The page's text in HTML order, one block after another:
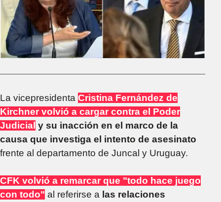
La vicepresidenta Cristina Fernández de
Kirchner volvió a cargar contra el Poder
Judicial y su inacción en el marco de la
causa que investiga el intento de asesinato
frente al departamento de Juncal y Uruguay.
CFK volvió a remarcar que "todo hace juego
con todo" al referirse a las relaciones